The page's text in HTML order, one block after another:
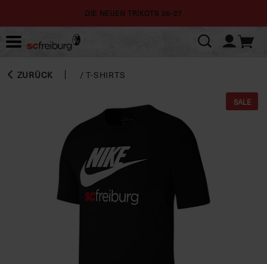
DIE NEUEN TRIKOTS 26-27
ZURÜCK /T-SHIRTS
SALE